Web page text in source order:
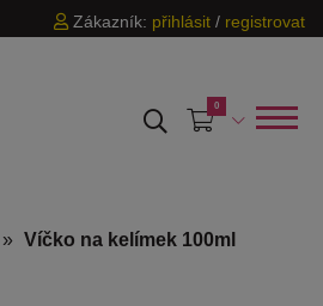
Zákazník: přihlásit / registrovat
0
» Víčko na kelímek 100ml